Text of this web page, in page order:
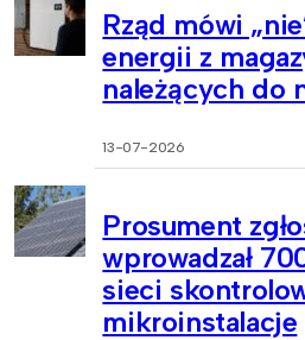
Rząd mówi
energii z
należących do
13-07-2026
Prosument
wprowadzał
sieci
mikroinstalacje